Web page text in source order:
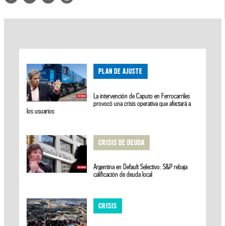
PLAN DE AJUSTE
La intervención de Caputo en Ferrocarriles
provocó una crisis operativa que afectará a
los usuarios
CRISIS DE DEUDA
Argentina en Default Selectivo: S&P rebaja
calificación de deuda local
CRISIS